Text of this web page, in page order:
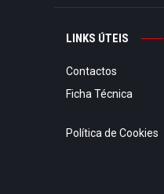
LINKS ÚTEIS
Contactos
Ficha Técnica
Política de Cookies